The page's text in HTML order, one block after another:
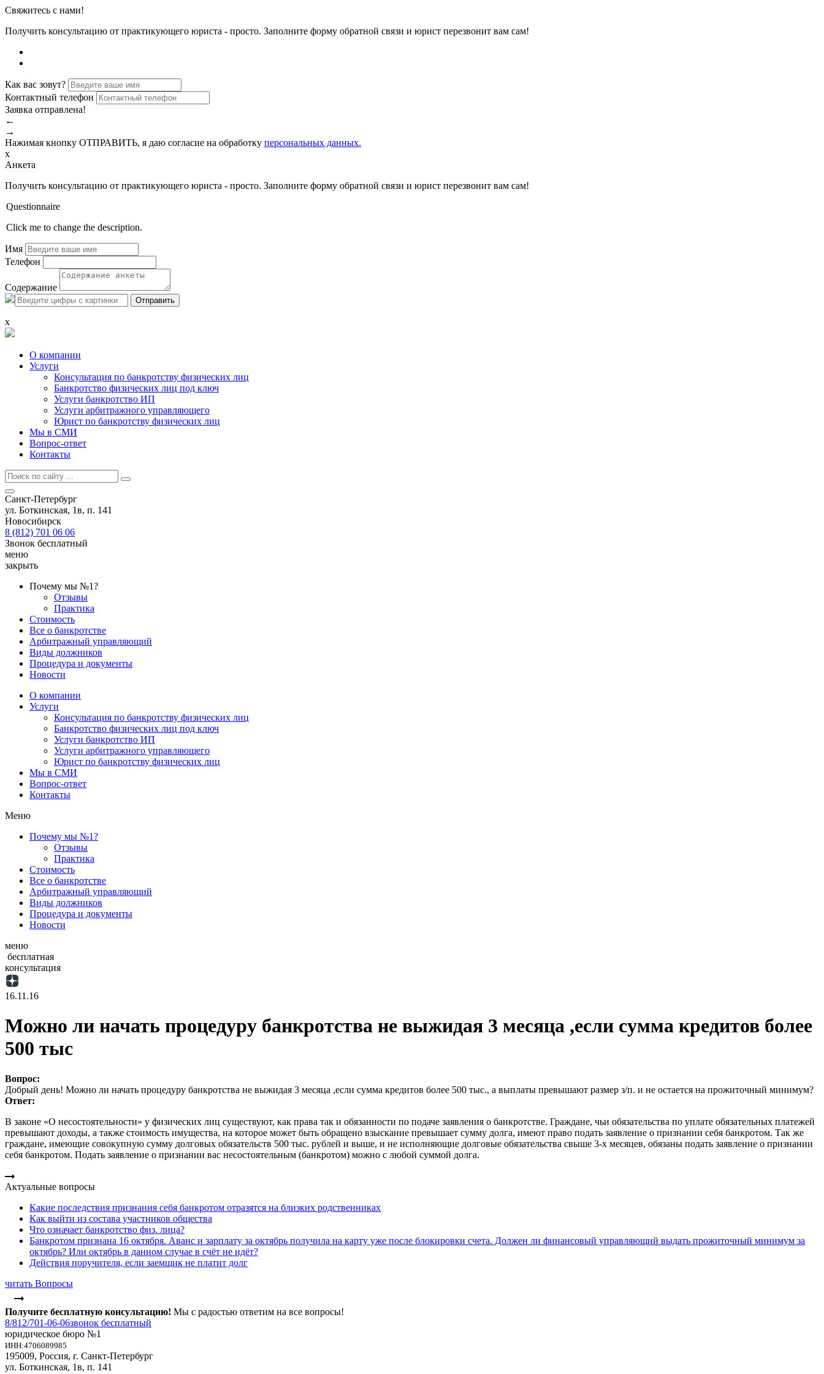
Свяжитесь с нами!
Получить консультацию от практикующего юриста - просто. Заполните форму обратной связи и юрист перезвонит вам сам!
Как вас зовут?
Контактный телефон
Заявка отправлена!
←
→
Нажимая кнопку ОТПРАВИТЬ, я даю согласие на обработку персональных данных.
x
Анкета
Получить консультацию от практикующего юриста - просто. Заполните форму обратной связи и юрист перезвонит вам сам!
Questionnaire
Click me to change the description.
Имя
Телефон
Содержание
x
О компании
Услуги
Консультация по банкротству физических лиц
Банкротство физических лиц под ключ
Услуги банкротство ИП
Услуги арбитражного управляющего
Юрист по банкротству физических лиц
Мы в СМИ
Вопрос-ответ
Контакты
Санкт-Петербург
ул. Боткинская, 1в, п. 141
Новосибирск
8 (812) 701 06 06
Звонок бесплатный
меню
закрыть
Почему мы №1?
Отзывы
Практика
Стоимость
Все о банкротстве
Арбитражный управляющий
Виды должников
Процедура и документы
Новости
О компании
Услуги
Консультация по банкротству физических лиц
Банкротство физических лиц под ключ
Услуги банкротство ИП
Услуги арбитражного управляющего
Юрист по банкротству физических лиц
Мы в СМИ
Вопрос-ответ
Контакты
Меню
Почему мы №1?
Отзывы
Практика
Стоимость
Все о банкротстве
Арбитражный управляющий
Виды должников
Процедура и документы
Новости
меню
бесплатная
консультация
16.11.16
Можно ли начать процедуру банкротства не выжидая 3 месяца ,если сумма кредитов более
500 тыс
Вопрос:
Добрый день! Можно ли начать процедуру банкротства не выжидая 3 месяца ,если сумма кредитов более 500 тыс., а выплаты превышают размер з/п. и не остается на прожиточный минимум?
Ответ:
В законе «О несостоятельности» у физических лиц существуют, как права так и обязанности по подаче заявления о банкротстве. Граждане, чьи обязательства по уплате обязательных платежей
превышают доходы, а также стоимость имущества, на которое может быть обращено взыскание превышает сумму долга, имеют право подать заявление о признании себя банкротом. Так же
граждане, имеющие совокупную сумму долговых обязательств 500 тыс. рублей и выше, и не исполняющие долговые обязательства свыше 3-х месяцев, обязаны подать заявление о признании
себя банкротом. Подать заявление о признании вас несостоятельным (банкротом) можно с любой суммой долга.
Актуальные вопросы
Какие последствия признания себя банкротом отразятся на близких родственниках
Как выйти из состава участников общества
Что означает банкротство физ. лица?
Банкротом признана 16 октября. Аванс и зарплату за октябрь получила на карту уже после блокировки счета. Должен ли финансовый управляющий выдать прожиточный минимум за
октябрь? Или октябрь в данном случае в счёт не идёт?
Действия поручителя, если заемщик не платит долг
читать Вопросы
Получите бесплатную консультацию! Мы с радостью ответим на все вопросы!
8/812/701-06-06звонок бесплатный
юридическое бюро №1
ИНН:4706089985
195009, Россия, г. Санкт-Петербург
ул. Боткинская, 1в, п. 141